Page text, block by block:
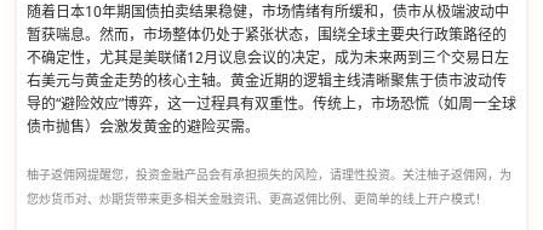
随着日本10年期国债拍卖结果稳健，市场情绪有所缓和，债市从极端波动中
暂获喘息。然而，市场整体仍处于紧张状态，围绕全球主要央行政策路径的
不确定性，尤其是美联储12月议息会议的决定，成为未来两到三个交易日左
右美元与黄金走势的核心主轴。黄金近期的逻辑主线清晰聚焦于债市波动传
导的“避险效应”博弈，这一过程具有双重性。传统上，市场恐慌（如周一全球
债市抛售）会激发黄金的避险买需。
柚子返佣网提醒您，投资金融产品会有承担损失的风险，请理性投资。关注柚子返佣网，为
您炒货币对、炒期货带来更多相关金融资讯、更高返佣比例、更简单的线上开户模式！